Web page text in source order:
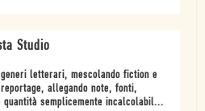
Studio
letterari, mescolando fiction e
allegando note, fonti,
semplicemente incalcolabil...